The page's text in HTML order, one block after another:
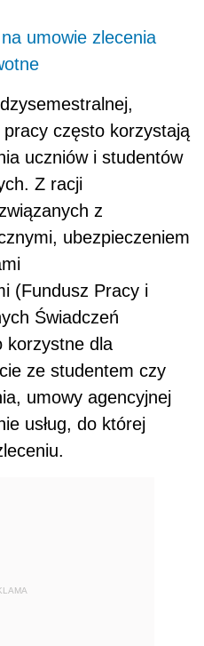
umowie zlecenia
pracy często korzystają
uczniów i studentów
Z racji
z
ubezpieczeniem
(Fundusz Pracy i
Świadczeń
korzystne dla
ze studentem czy
umowy agencyjnej
usług, do której